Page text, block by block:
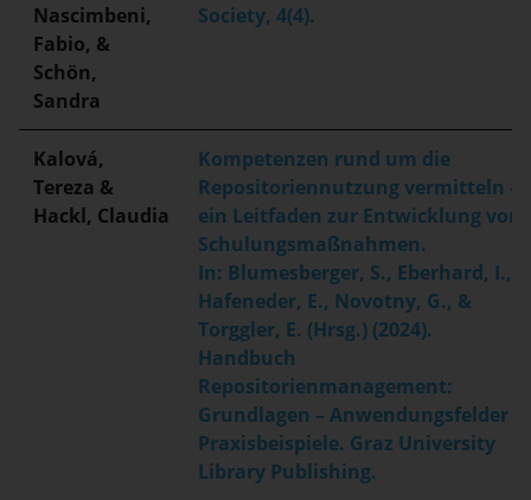
Nascimbeni,
Fabio, &
Schön,
Sandra
Society, 4(4).
Kalová,
Tereza &
Hackl, Claudia
Kompetenzen rund um die
Repositoriennutzung vermitteln –
ein Leitfaden zur Entwicklung von
Schulungsmaßnahmen.
In: Blumesberger, S., Eberhard, I.,
Hafeneder, E., Novotny, G., &
Torggler, E. (Hrsg.) (2024).
Handbuch
Repositorienmanagement:
Grundlagen – Anwendungsfelder –
Praxisbeispiele. Graz University
Library Publishing.